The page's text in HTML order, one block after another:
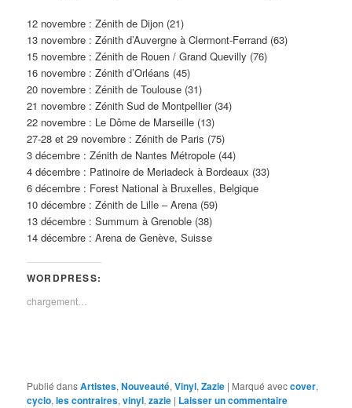
12 novembre : Zénith de Dijon (21)
13 novembre : Zénith d’Auvergne à Clermont-Ferrand (63)
15 novembre : Zénith de Rouen / Grand Quevilly (76)
16 novembre : Zénith d’Orléans (45)
20 novembre : Zénith de Toulouse (31)
21 novembre : Zénith Sud de Montpellier (34)
22 novembre : Le Dôme de Marseille (13)
27-28 et 29 novembre : Zénith de Paris (75)
3 décembre : Zénith de Nantes Métropole (44)
4 décembre : Patinoire de Meriadeck à Bordeaux (33)
6 décembre : Forest National à Bruxelles, Belgique
10 décembre : Zénith de Lille – Arena (59)
13 décembre : Summum à Grenoble (38)
14 décembre : Arena de Genève, Suisse
WORDPRESS:
chargement…
Publié dansArtistes,Nouveauté,Vinyl,Zazie | Marqué aveccover,
cyclo,les contraires,vinyl,zazie | Laisser un commentaire